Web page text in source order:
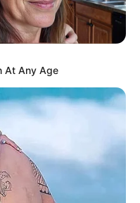
At Any Age